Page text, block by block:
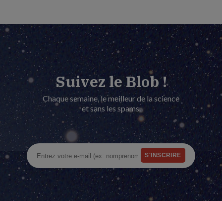
Suivez le Blob !
Chaque semaine, le meilleur de la science
et sans les spams.